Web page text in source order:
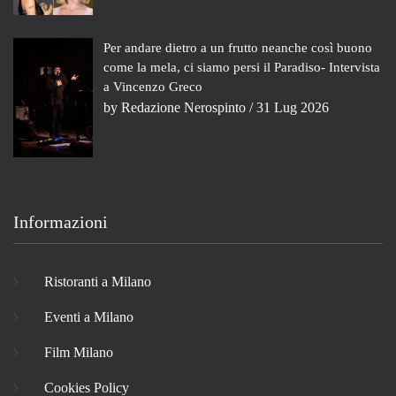
Per andare dietro a un frutto neanche così buono
come la mela, ci siamo persi il Paradiso- Intervista
a Vincenzo Greco
by Redazione Nerospinto / 31 Lug 2026
Informazioni
Ristoranti a Milano
Eventi a Milano
Film Milano
Cookies Policy